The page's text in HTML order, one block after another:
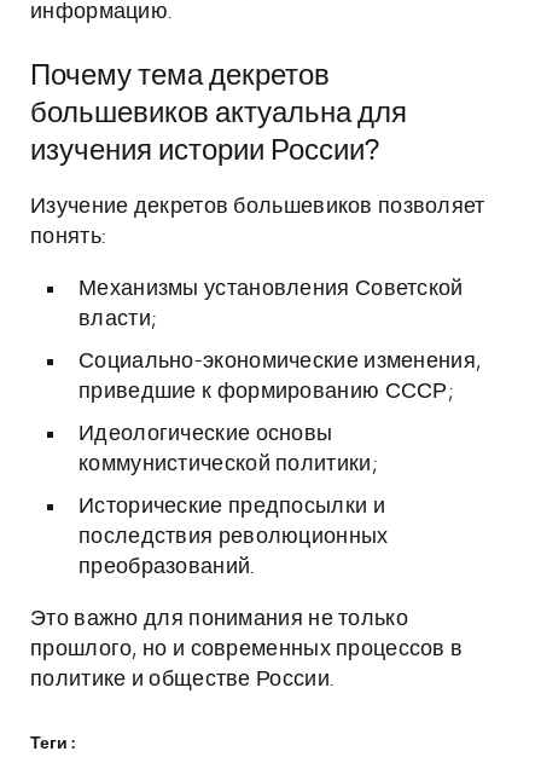
информацию.
Почему тема декретов
большевиков актуальна для
изучения истории России?
Изучение декретов большевиков позволяет
понять:
Механизмы установления Советской
власти;
Социально-экономические изменения,
приведшие к формированию СССР;
Идеологические основы
коммунистической политики;
Исторические предпосылки и
последствия революционных
преобразований.
Это важно для понимания не только
прошлого, но и современных процессов в
политике и обществе России.
Теги :